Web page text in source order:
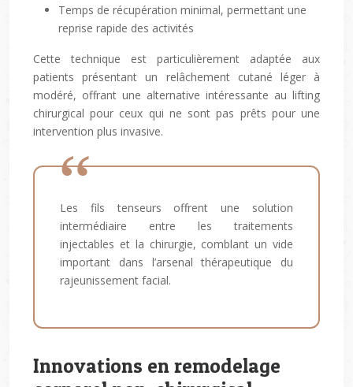
Temps de récupération minimal, permettant une
reprise rapide des activités
Cette technique est particulièrement adaptée aux
patients présentant un relâchement cutané léger à
modéré, offrant une alternative intéressante au lifting
chirurgical pour ceux qui ne sont pas prêts pour une
intervention plus invasive.
Les fils tenseurs offrent une solution
intermédiaire entre les traitements
injectables et la chirurgie, comblant un vide
important dans l’arsenal thérapeutique du
rajeunissement facial.
Innovations en remodelage